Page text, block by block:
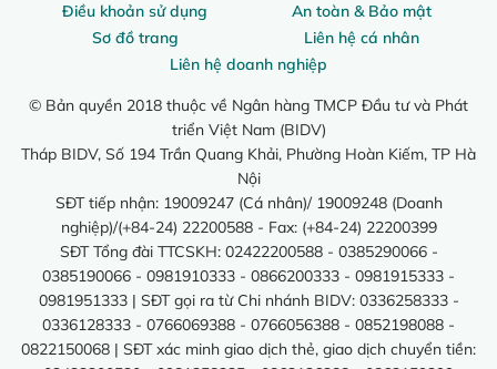
Điều khoản sử dụng
An toàn & Bảo mật
Sơ đồ trang
Liên hệ cá nhân
Liên hệ doanh nghiệp
© Bản quyền 2018 thuộc về Ngân hàng TMCP Đầu tư và Phát
triển Việt Nam (BIDV)
Tháp BIDV, Số 194 Trần Quang Khải, Phường Hoàn Kiếm, TP Hà
Nội
SĐT tiếp nhận: 19009247 (Cá nhân)/ 19009248 (Doanh
nghiệp)/(+84-24) 22200588 - Fax: (+84-24) 22200399
SĐT Tổng đài TTCSKH: 02422200588 - 0385290066 -
0385190066 - 0981910333 - 0866200333 - 0981915333 -
0981951333 | SĐT gọi ra từ Chi nhánh BIDV: 0336258333 -
0336128333 - 0766069388 - 0766056388 - 0852198088 -
0822150068 | SĐT xác minh giao dịch thẻ, giao dịch chuyển tiền: